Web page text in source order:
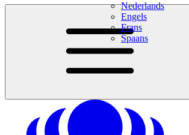
Nederlands
Engels
Frans
Spaans